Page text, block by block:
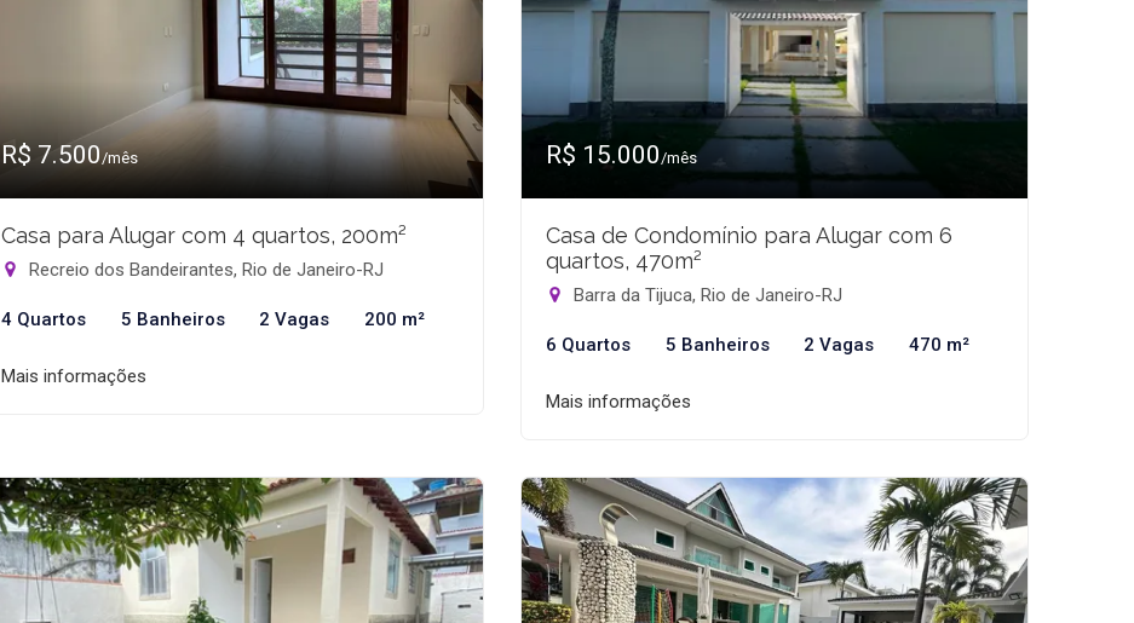
R$ 7.500/mês
Casa para Alugar com 4 quartos, 200m²
Recreio dos Bandeirantes, Rio de Janeiro-RJ
4 Quartos 5 Banheiros 2 Vagas 200 m²
Mais informações
R$ 15.000/mês
Casa de Condomínio para Alugar com 6
quartos, 470m²
Barra da Tijuca, Rio de Janeiro-RJ
6 Quartos 5 Banheiros 2 Vagas 470 m²
Mais informações